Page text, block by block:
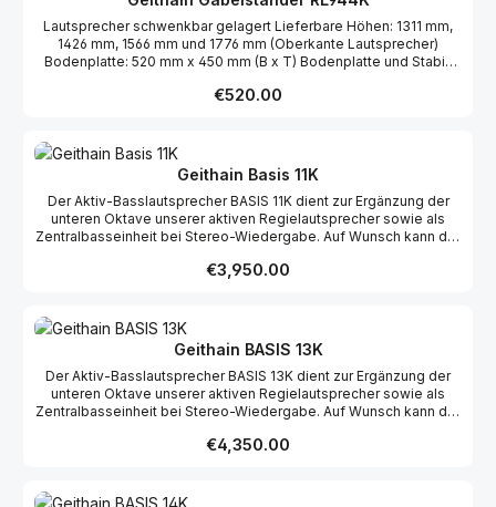
Lautsprecher schwenkbar gelagert Lieferbare Höhen: 1311 mm,
1426 mm, 1566 mm und 1776 mm (Oberkante Lautsprecher)
Bodenplatte: 520 mm x 450 mm (B x T) Bodenplatte und Stabi-
Regular price:
€520.00
Geithain Basis 11K
Der Aktiv-Basslautsprecher BASIS 11K dient zur Ergänzung der
unteren Oktave unserer aktiven Regielautsprecher sowie als
Zentralbasseinheit bei Stereo-Wiedergabe. Auf Wunsch kann der
BCU7.1 auch in Surround-Lautspechersysteme integriert werden.
mit unseren passiven Highendlautsprechern möglich ist.Wir
haben für den BASIS 11K ein spezielles Langhub-Basssystem
entwickelt, das eine verzerrungsarme Wiedergabe garantiert. Der
Subwoofer besitzt eine nierenförmige Abstrahlcharakteristik zur
Minimierung rückwärtiger Raumreflexionen. Durch die
sogenannte K-Technologie, die wir bereits seit vielen Jahren bei
einsetzen, lassen sich durch die Rückwärtsdämpfung größer
Resultierend aus diesem Konstruktionsprinzip wird die
Regular price:
€3,950.00
Geithain BASIS 13K
Der Aktiv-Basslautsprecher BASIS 13K dient zur Ergänzung der
unteren Oktave unserer aktiven Regielautsprecher sowie als
Zentralbasseinheit bei Stereo-Wiedergabe. Auf Wunsch kann der
BCU7.1 auch in Surround-Lautspechersysteme integriert werden.
mit unseren passiven Highendlautsprechern möglich ist.Wir
Regular price:
€4,350.00